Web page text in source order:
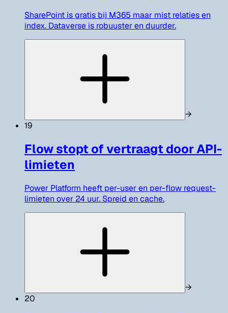
SharePoint is gratis bij M365 maar mist relaties en
index. Dataverse is robuuster en duurder.
→
19
Flow stopt of vertraagt door API-
limieten
Power Platform heeft per-user en per-flow request-
limieten over 24 uur. Spreid en cache.
→
20